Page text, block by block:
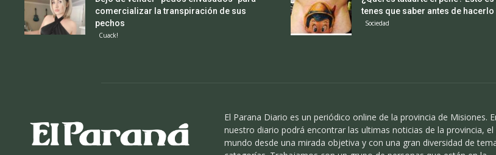
comercializar la transpiración de sus
pechos
Cuack!
tenes que saber antes de hacerlo
Sociedad
El Parana Diario es un periódico online de la provincia de Misiones.
nuestro diario podrá encontrar las ultimas noticias de la provincia, el
mundo desde una mirada objetiva y con una gran diversidad de